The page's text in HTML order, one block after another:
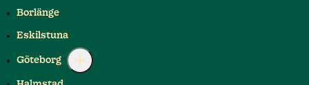
Borlänge
Eskilstuna
Göteborg